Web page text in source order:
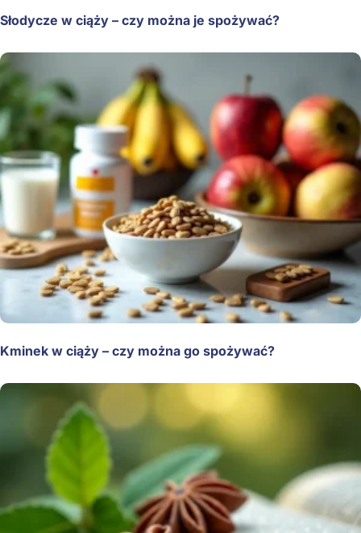
Słodycze w ciąży – czy można je spożywać?
Kminek w ciąży – czy można go spożywać?